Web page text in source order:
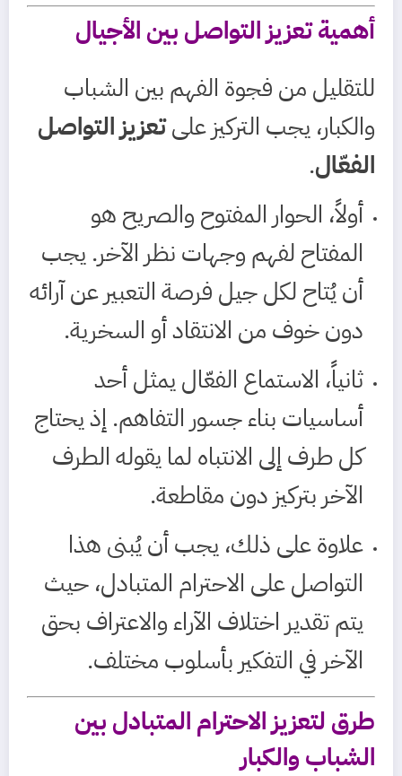
أهمية تعزيز التواصل بين الأجيال
للتقليل من فجوة الفهم بين الشباب
والكبار، يجب التركيز علىتعزيز التواصل
الفعّال.
أولاً، الحوار المفتوح والصريح هو
المفتاح لفهم وجهات نظر الآخر. يجب
أن يُتاح لكل جيل فرصة التعبير عن آرائه
دون خوف من الانتقاد أو السخرية.
ثانياً، الاستماع الفعّال يمثل أحد
أساسيات بناء جسور التفاهم. إذ يحتاج
كل طرف إلى الانتباه لما يقوله الطرف
الآخر بتركيز دون مقاطعة.
علاوة على ذلك، يجب أن يُبنى هذا
التواصل على الاحترام المتبادل، حيث
يتم تقدير اختلاف الآراء والاعتراف بحق
الآخر في التفكير بأسلوب مختلف.
طرق لتعزيز الاحترام المتبادل بين
الشباب والكبار